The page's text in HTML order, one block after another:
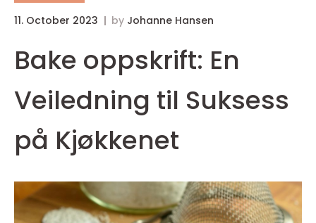
11. October 2023 by Johanne Hansen
Bake oppskrift: En
Veiledning til Suksess
på Kjøkkenet